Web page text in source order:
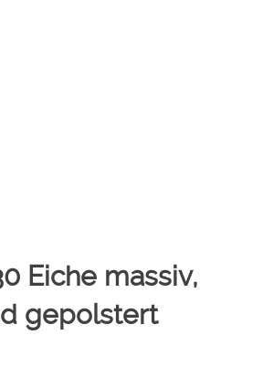
Eiche massiv,
gepolstert